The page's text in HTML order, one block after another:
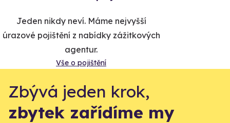
Jeden nikdy neví. Máme nejvyšší
úrazové pojištění z nabídky zážitkových
agentur.
Vše o pojištění
Zbývá jeden krok,
zbytek zařídíme my